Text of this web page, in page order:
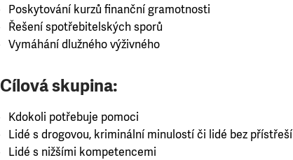
Poskytování kurzů finanční gramotnosti
Řešení spotřebitelských sporů
Vymáhání dlužného výživného
Cílová skupina:
Kdokoli potřebuje pomoci
Lidé s drogovou, kriminální minulostí či lidé bez přístřeší
Lidé s nižšími kompetencemi